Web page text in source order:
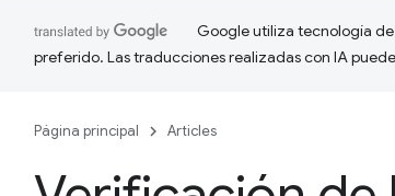
Google utiliza tecnología
preferido. Las traducciones realizadas con IA
Página principal Articles